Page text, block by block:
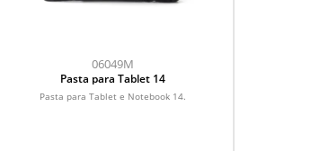
06049M
Pasta para Tablet 14
Pasta para Tablet e Notebook 14.